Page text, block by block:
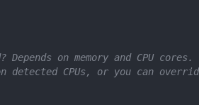
on memory and CPU cores.
CPUs, or you can